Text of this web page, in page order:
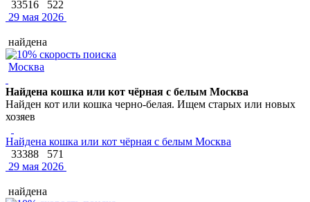
33516
522
29 мая 2026
найдена
Москва
Найдена кошка или кот чёрная с белым Москва
Найден кот или кошка черно-белая. Ищем старых или новых
хозяев
Найдена кошка или кот чёрная с белым Москва
33388
571
29 мая 2026
найдена